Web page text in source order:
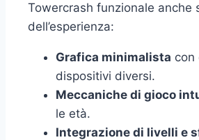
Towercrash funzionale
dell’esperienza:
Grafica minimalista con
dispositivi diversi.
Meccaniche di gioco
le età.
Integrazione di livelli e